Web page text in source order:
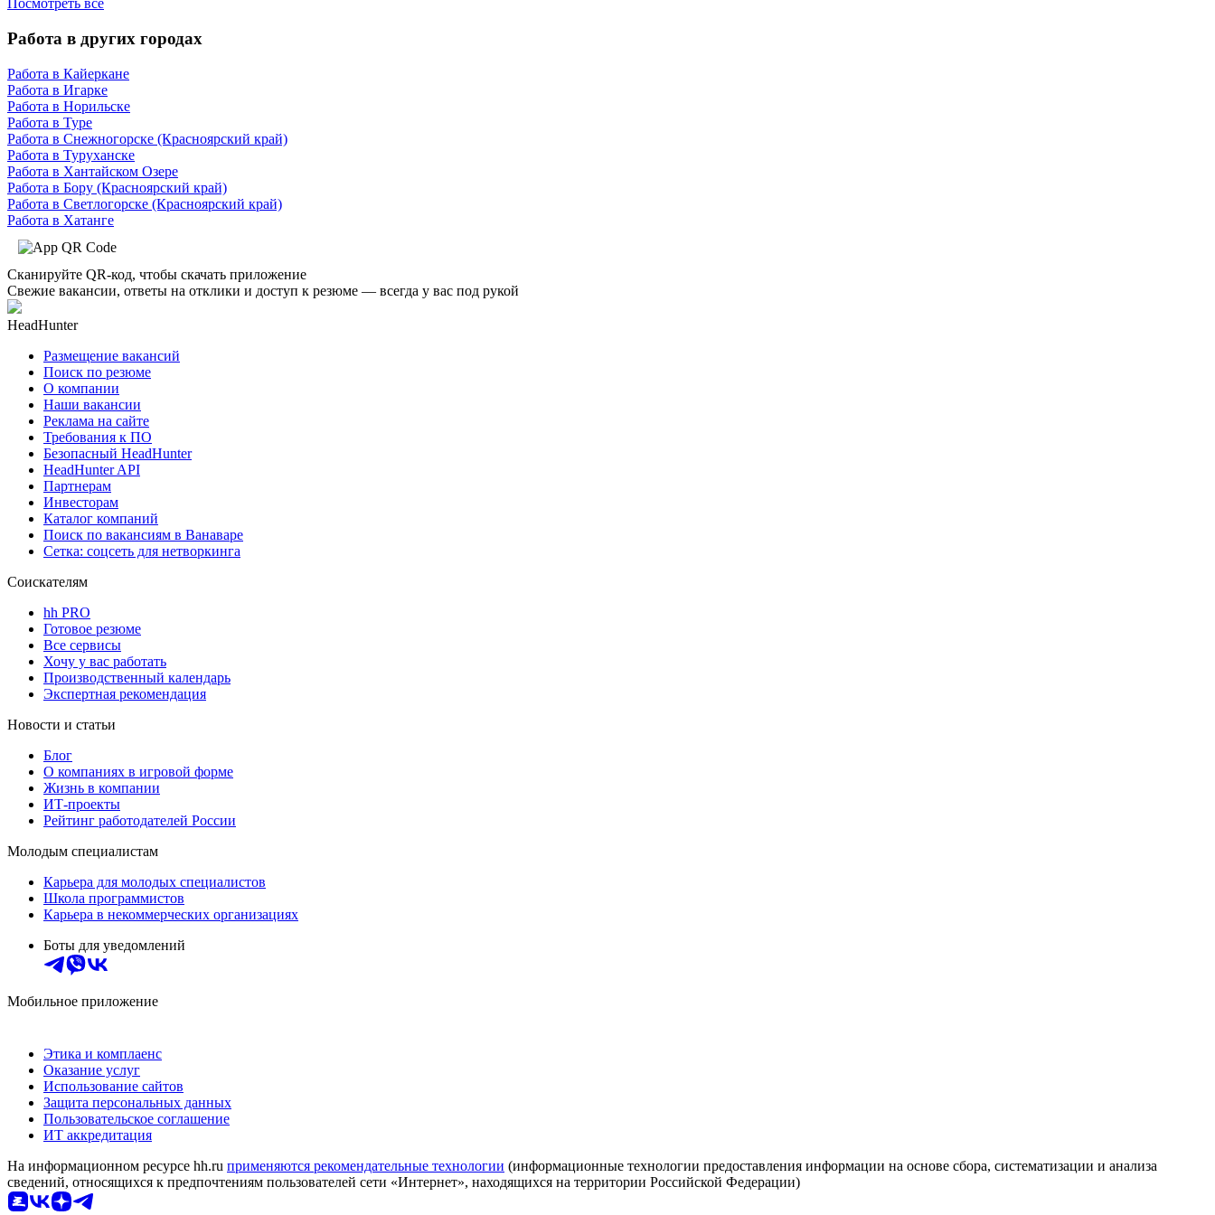
Посмотреть все
Работа в других городах
Работа в Кайеркане
Работа в Игарке
Работа в Норильске
Работа в Туре
Работа в Снежногорске (Красноярский край)
Работа в Туруханске
Работа в Хантайском Озере
Работа в Бору (Красноярский край)
Работа в Светлогорске (Красноярский край)
Работа в Хатанге
Сканируйте QR-код, чтобы скачать приложение
Свежие вакансии, ответы на отклики и доступ к резюме — всегда у вас под рукой
HeadHunter
Размещение вакансий
Поиск по резюме
О компании
Наши вакансии
Реклама на сайте
Требования к ПО
Безопасный HeadHunter
HeadHunter API
Партнерам
Инвесторам
Каталог компаний
Поиск по вакансиям в Ванаваре
Сетка: соцсеть для нетворкинга
Соискателям
hh PRO
Готовое резюме
Все сервисы
Хочу у вас работать
Производственный календарь
Экспертная рекомендация
Новости и статьи
Блог
О компаниях в игровой форме
Жизнь в компании
ИТ-проекты
Рейтинг работодателей России
Молодым специалистам
Карьера для молодых специалистов
Школа программистов
Карьера в некоммерческих организациях
Боты для уведомлений
Мобильное приложение
Этика и комплаенс
Оказание услуг
Использование сайтов
Защита персональных данных
Пользовательское соглашение
ИТ аккредитация
На информационном ресурсе hh.ru применяются рекомендательные технологии (информационные технологии предоставления информации на основе сбора, систематизации и анализа
сведений, относящихся к предпочтениям пользователей сети «Интернет», находящихся на территории Российской Федерации)